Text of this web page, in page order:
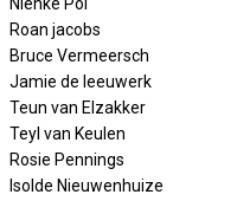
Nienke Pol
Roan jacobs
Bruce Vermeersch
Jamie de leeuwerk
Teun van Elzakker
Teyl van Keulen
Rosie Pennings
Isolde Nieuwenhuize